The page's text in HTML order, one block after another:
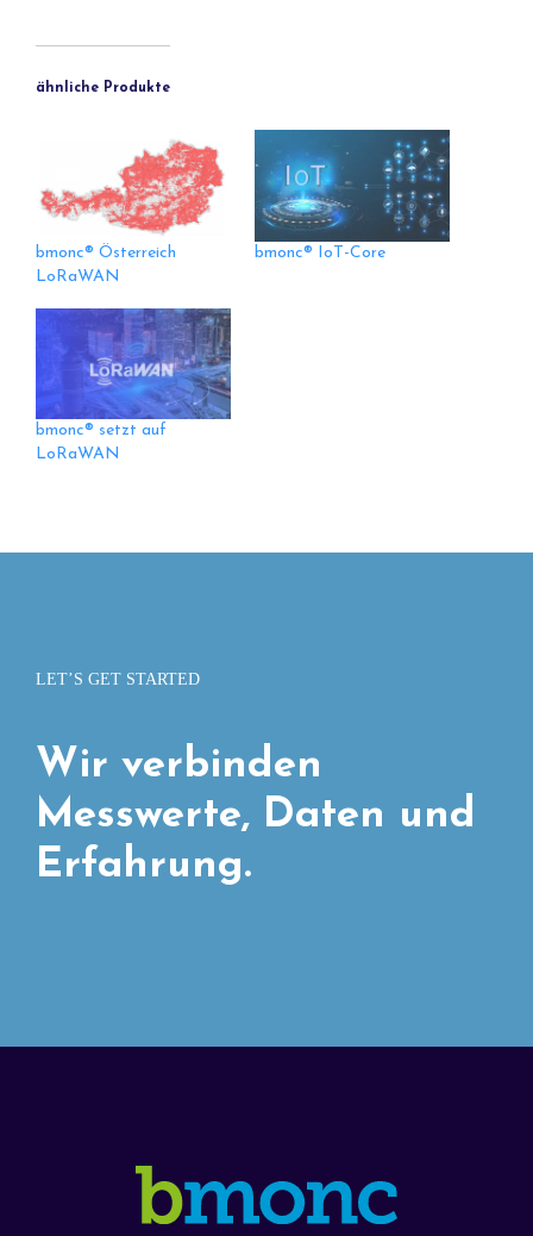
ähnliche Produkte
bmonc® Österreich
LoRaWAN
bmonc® IoT-Core
bmonc® setzt auf
LoRaWAN
LET’S GET STARTED
Wir verbinden
Messwerte, Daten und
Erfahrung.